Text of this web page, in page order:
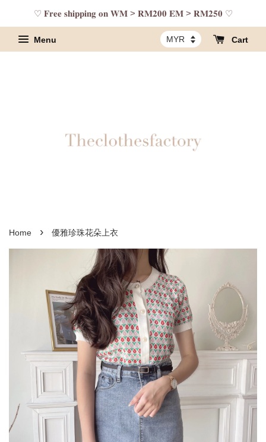
♡ 𝐅𝐫𝐞𝐞 𝐬𝐡𝐢𝐩𝐩𝐢𝐧𝐠 𝐨𝐧 𝐖𝐌 > 𝐑𝐌𝟐𝟎𝟎 𝐄𝐌 > 𝐑𝐌𝟐𝟓𝟎 ♡
Menu Cart
Home › 優雅珍珠花朵上衣